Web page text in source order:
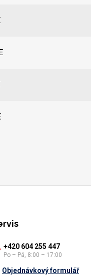
+420 604 255 447
Po – Pá, 8:00 – 17:00
Objednávkový formulář